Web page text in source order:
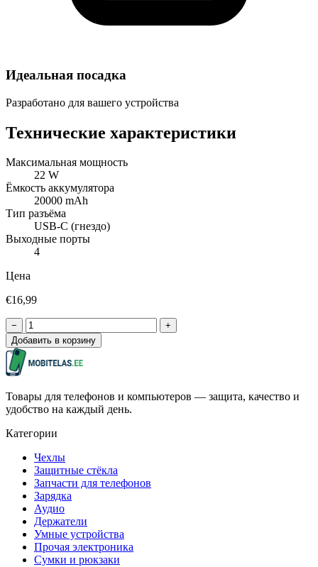
Идеальная посадка
Разработано для вашего устройства
Технические характеристики
Максимальная мощность
22 W
Ёмкость аккумулятора
20000 mAh
Тип разъёма
USB-C (гнездо)
Выходные порты
4
Цена
€16,99
−
+
Добавить в корзину
Товары для телефонов и компьютеров — защита, качество и
удобство на каждый день.
Категории
Чехлы
Защитные стёкла
Запчасти для телефонов
Зарядка
Аудио
Держатели
Умные устройства
Прочая электроника
Сумки и рюкзаки